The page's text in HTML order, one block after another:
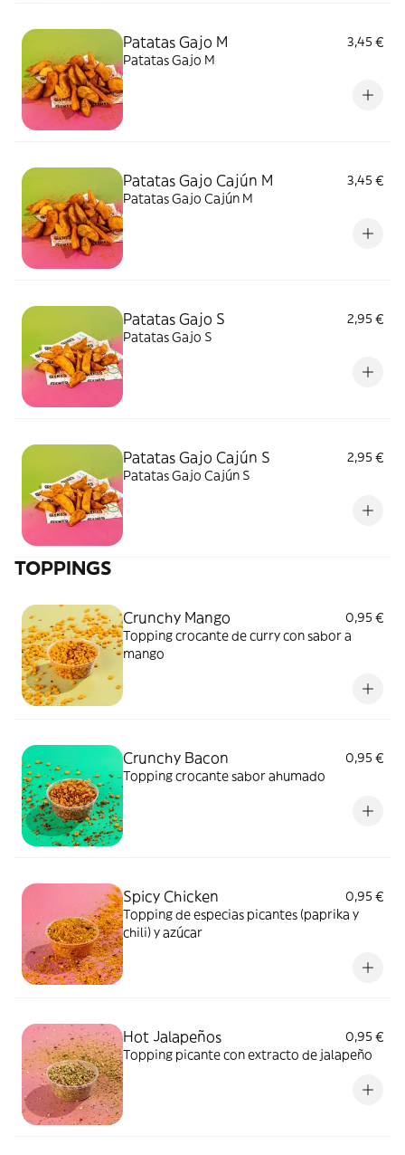
Patatas Gajo M
3,45 €
Patatas Gajo M
Patatas Gajo Cajún M
3,45 €
Patatas Gajo Cajún M
Patatas Gajo S
2,95 €
Patatas Gajo S
Patatas Gajo Cajún S
2,95 €
Patatas Gajo Cajún S
TOPPINGS
Crunchy Mango
0,95 €
Topping crocante de curry con sabor a
mango
Crunchy Bacon
0,95 €
Topping crocante sabor ahumado
Spicy Chicken
0,95 €
Topping de especias picantes (paprika y
chili) y azúcar
Hot Jalapeños
0,95 €
Topping picante con extracto de jalapeño